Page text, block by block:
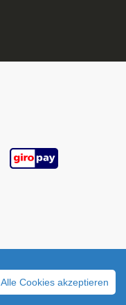
Alle Cookies akzeptieren